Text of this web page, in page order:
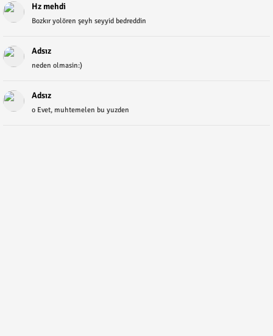
Hz mehdi
Bozkır yolören şeyh seyyid bedreddin
Adsız
neden olmasin:)
Adsız
o Evet, muhtemelen bu yuzden